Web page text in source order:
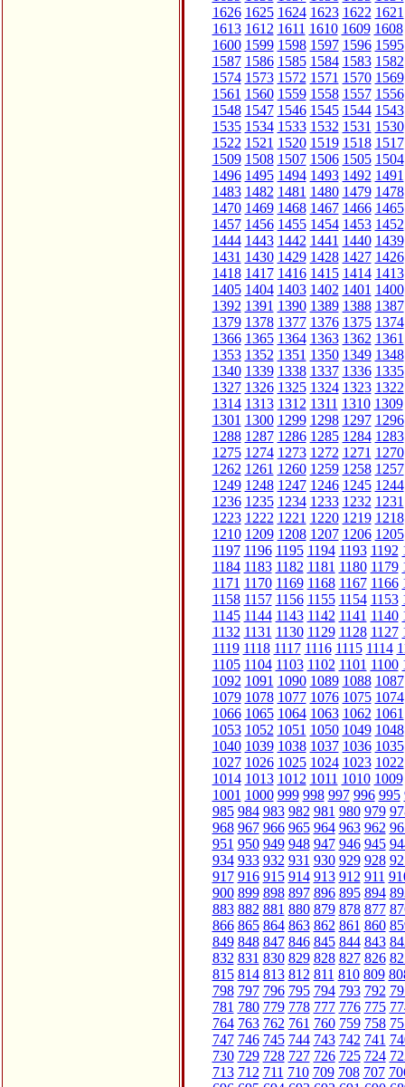
1626 1625 1624 1623 1622 1621
1613 1612 1611 1610 1609 1608
1600 1599 1598 1597 1596 1595
1587 1586 1585 1584 1583 1582
1574 1573 1572 1571 1570 1569
1561 1560 1559 1558 1557 1556
1548 1547 1546 1545 1544 1543
1535 1534 1533 1532 1531 1530
1522 1521 1520 1519 1518 1517
1509 1508 1507 1506 1505 1504
1496 1495 1494 1493 1492 1491
1483 1482 1481 1480 1479 1478
1470 1469 1468 1467 1466 1465
1457 1456 1455 1454 1453 1452
1444 1443 1442 1441 1440 1439
1431 1430 1429 1428 1427 1426
1418 1417 1416 1415 1414 1413
1405 1404 1403 1402 1401 1400
1392 1391 1390 1389 1388 1387
1379 1378 1377 1376 1375 1374
1366 1365 1364 1363 1362 1361
1353 1352 1351 1350 1349 1348
1340 1339 1338 1337 1336 1335
1327 1326 1325 1324 1323 1322
1314 1313 1312 1311 1310 1309
1301 1300 1299 1298 1297 1296
1288 1287 1286 1285 1284 1283
1275 1274 1273 1272 1271 1270
1262 1261 1260 1259 1258 1257
1249 1248 1247 1246 1245 1244
1236 1235 1234 1233 1232 1231
1223 1222 1221 1220 1219 1218
1210 1209 1208 1207 1206 1205
1197 1196 1195 1194 1193 1192
1184 1183 1182 1181 1180 1179
1171 1170 1169 1168 1167 1166
1158 1157 1156 1155 1154 1153
1145 1144 1143 1142 1141 1140
1132 1131 1130 1129 1128 1127
1119 1118 1117 1116 1115 1114
1105 1104 1103 1102 1101 1100
1092 1091 1090 1089 1088 1087
1079 1078 1077 1076 1075 1074
1066 1065 1064 1063 1062 1061
1053 1052 1051 1050 1049 1048
1040 1039 1038 1037 1036 1035
1027 1026 1025 1024 1023 1022
1014 1013 1012 1011 1010 1009
1001 1000 999 998 997 996 995
985 984 983 982 981 980 979
968 967 966 965 964 963 962
951 950 949 948 947 946 945
934 933 932 931 930 929 928
917 916 915 914 913 912 911
900 899 898 897 896 895 894
883 882 881 880 879 878 877
866 865 864 863 862 861 860
849 848 847 846 845 844 843
832 831 830 829 828 827 826
815 814 813 812 811 810 809
798 797 796 795 794 793 792
781 780 779 778 777 776 775
764 763 762 761 760 759 758
747 746 745 744 743 742 741
730 729 728 727 726 725 724
713 712 711 710 709 708 707